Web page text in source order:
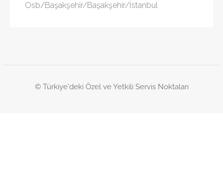
Osb/Başakşehir/Başakşehir/İstanbul
© Türkiye'deki Özel ve Yetkili Servis Noktaları